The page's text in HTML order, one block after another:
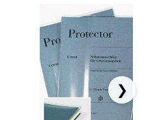
❯